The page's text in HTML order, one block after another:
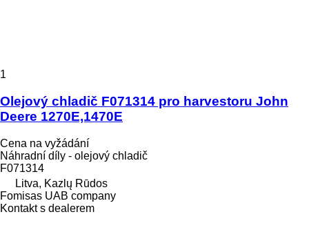
1
Olejový chladič F071314 pro harvestoru John
Deere 1270E,1470E
Cena na vyžádání
Náhradní díly - olejový chladič
F071314
Litva, Kazlų Rūdos
Fomisas UAB company
Kontakt s dealerem